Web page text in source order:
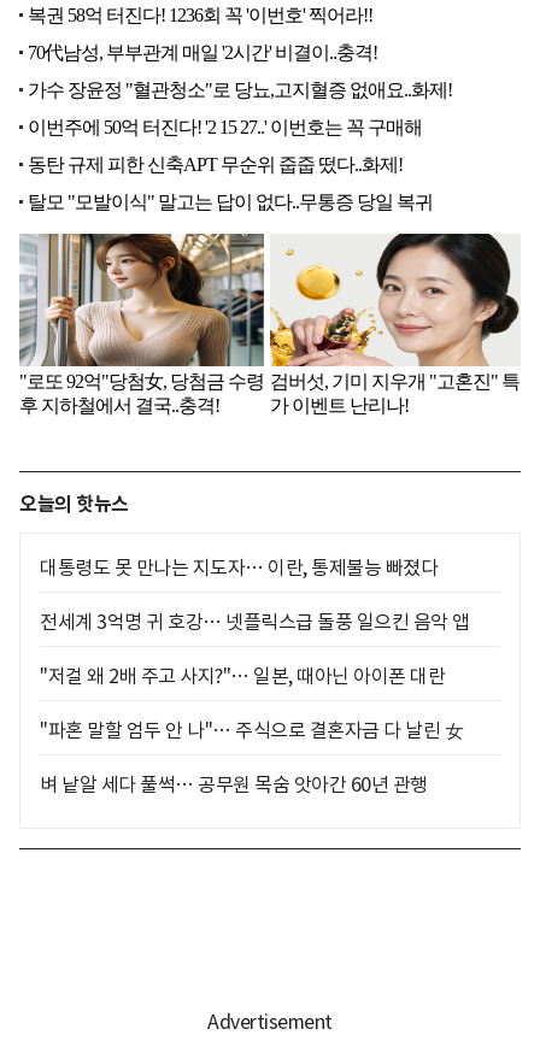
오늘의 핫뉴스
대통령도 못 만나는 지도자… 이란, 통제불능 빠졌다
전세계 3억명 귀 호강… 넷플릭스급 돌풍 일으킨 음악 앱
"저걸 왜 2배 주고 사지?"… 일본, 때아닌 아이폰 대란
"파혼 말할 엄두 안 나"… 주식으로 결혼자금 다 날린 女
벼 낱알 세다 풀썩… 공무원 목숨 앗아간 60년 관행